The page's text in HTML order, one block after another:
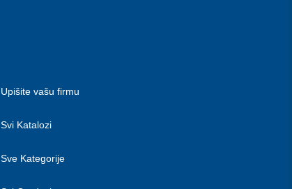
Upišite vašu firmu
Svi Katalozi
Sve Kategorije